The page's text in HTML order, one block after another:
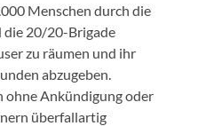
Menschen durch die
die 20/20-Brigade
zu räumen und ihr
abzugeben.
ohne Ankündigung oder
überfallartig